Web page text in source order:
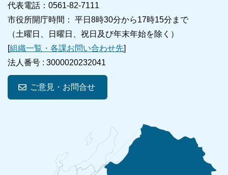
代表電話：0561-82-7111
市役所開庁時間： 平日8時30分から17時15分まで
（土曜日、日曜日、祝日及び年末年始を除く）
[組織一覧・各課お問い合わせ先]
法人番号 : 3000020232041
ご意見・お問合せ